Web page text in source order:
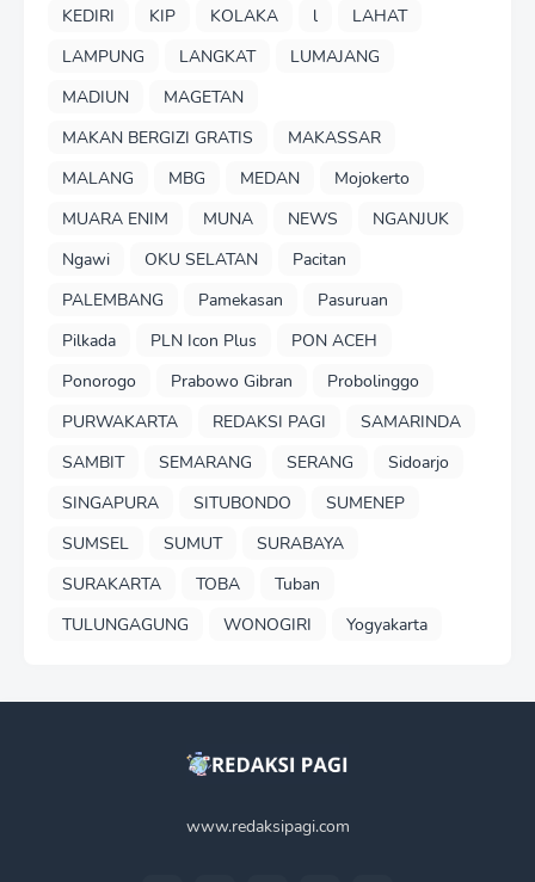
KEDIRI
KIP KOLAKA l
LAHAT
LAMPUNG
LANGKAT
LUMAJANG
MADIUN
MAGETAN
MAKAN BERGIZI GRATIS
MAKASSAR
MALANG
MBG MEDAN
Mojokerto
MUARA ENIM
MUNA NEWS
NGANJUK
Ngawi
OKU SELATAN
Pacitan
PALEMBANG
Pamekasan
Pasuruan
Pilkada
PLN Icon Plus
PON ACEH
Ponorogo
Prabowo Gibran
Probolinggo
PURWAKARTA
REDAKSI PAGI
SAMARINDA
SAMBIT
SEMARANG SERANG
Sidoarjo
SINGAPURA
SITUBONDO
SUMENEP
SUMSEL
SUMUT
SURABAYA
SURAKARTA
TOBA
Tuban
TULUNGAGUNG
WONOGIRI Yogyakarta
www.redaksipagi.com